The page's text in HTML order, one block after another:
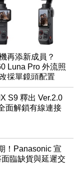
再添新成員？
Luna Pro 外流照
採單鏡頭配置
S9 釋出 Ver.2.0
面解鎖有線連接
！Panasonic 宣
臨缺貨與延遲交